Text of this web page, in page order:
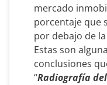
mercado
porcentaje que
por debajo de
Estas son
conclusiones
“Radiografía